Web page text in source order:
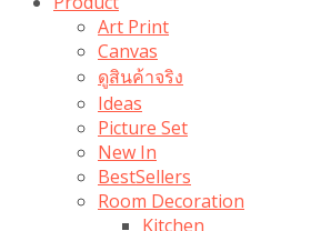
Art Print
Canvas
ดูสินค้าจริง
Ideas
Picture Set
New In
BestSellers
Room Decoration
Kitchen